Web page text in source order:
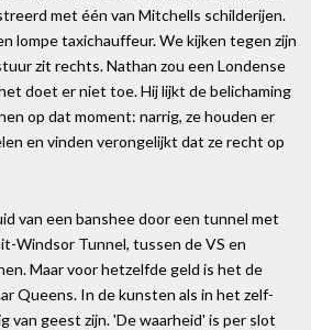
met één van Mitchells schilderijen.
lompe taxichauffeur. We kijken tegen zijn
zit rechts. Nathan zou een Londense
doet er niet toe. Hij lijkt de belichaming
op dat moment: narrig, ze houden er
en vinden verongelijkt dat ze recht op
van een banshee door een tunnel met
Windsor Tunnel, tussen de VS en
Maar voor hetzelfde geld is het de
Queens. In de kunsten als in het zelf-
van geest zijn. 'De waarheid' is per slot